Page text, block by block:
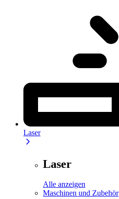
Laser
Laser
Alle anzeigen
Maschinen und Zubehör